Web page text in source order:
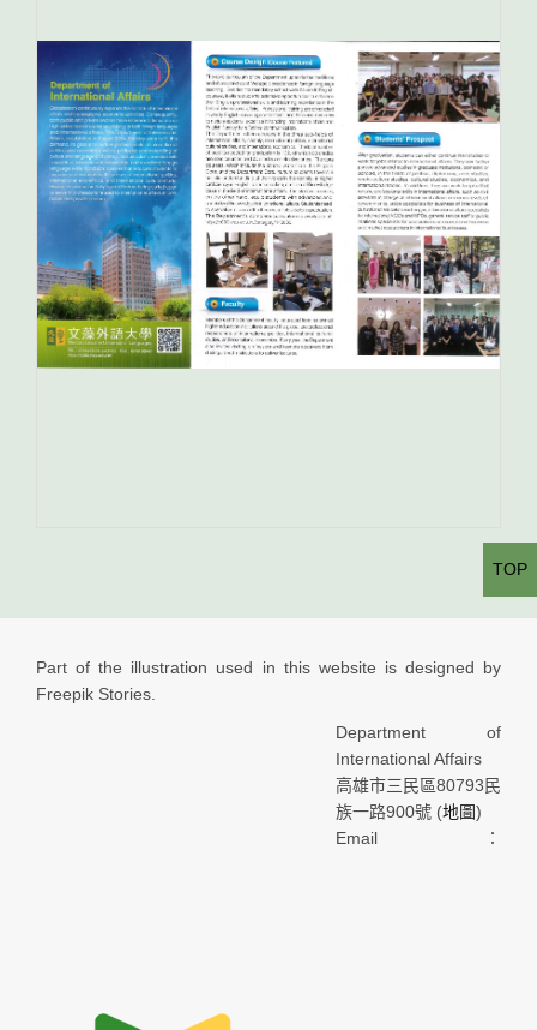
Part of the illustration used in this website is designed by
Freepik Stories.
Department of
International Affairs
高雄市三民區80793民
族一路900號 (地圖)
Email：
TOP